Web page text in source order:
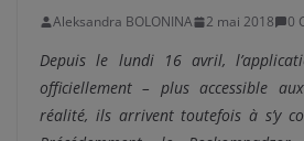
Aleksandra BOLONINA 2 mai 2018 0
Depuis le lundi 16 avril,
officiellement – plus accessible
réalité, ils arrivent toutefois à s’y